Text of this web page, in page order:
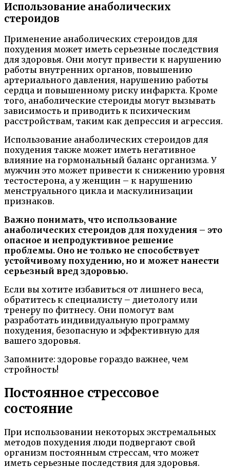
Использование анаболических
стероидов
Применение анаболических стероидов для
похудения может иметь серьезные последствия
для здоровья. Они могут привести к нарушению
работы внутренних органов, повышению
артериального давления, нарушению работы
сердца и повышенному риску инфаркта. Кроме
того, анаболические стероиды могут вызывать
зависимость и приводить к психическим
расстройствам, таким как депрессия и агрессия.
Использование анаболических стероидов для
похудения также может иметь негативное
влияние на гормональный баланс организма. У
мужчин это может привести к снижению уровня
тестостерона, а у женщин – к нарушению
менструального цикла и маскулинизации
признаков.
Важно понимать, что использование
анаболических стероидов для похудения – это
опасное и непродуктивное решение
проблемы. Оно не только не способствует
устойчивому похудению, но и может нанести
серьезный вред здоровью.
Если вы хотите избавиться от лишнего веса,
обратитесь к специалисту – диетологу или
тренеру по фитнесу. Они помогут вам
разработать индивидуальную программу
похудения, безопасную и эффективную для
вашего здоровья.
Запомните: здоровье гораздо важнее, чем
стройность!
Постоянное стрессовое
состояние
При использовании некоторых экстремальных
методов похудения люди подвергают свой
организм постоянным стрессам, что может
иметь серьезные последствия для здоровья.